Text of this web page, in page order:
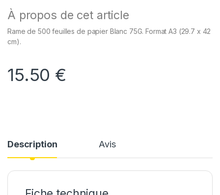
À propos de cet article
Rame de 500 feuilles de papier Blanc 75G. Format A3 (29.7 x 42
cm).
15.50 €
Description Avis